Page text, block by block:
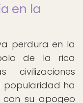
en la
perdura en la
de la rica
popularidad ha
con su apogeo